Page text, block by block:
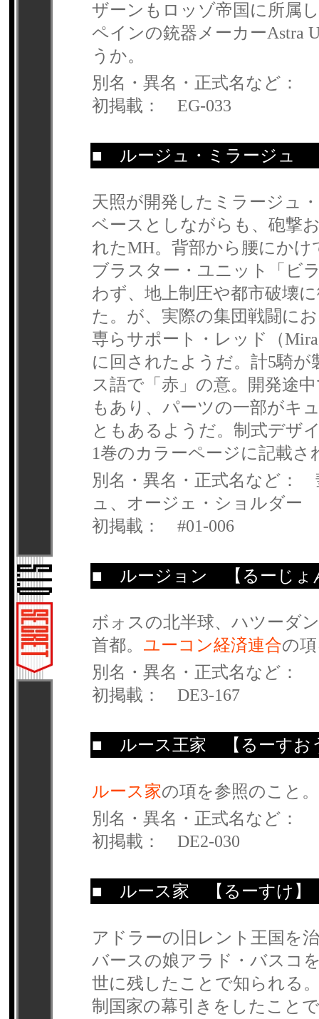
ザーンもロッゾ帝国に所属
ペインの銃器メーカーAstra
うか。
別名・異名・正式名など：
初掲載： EG-033
■ ルージュ・ミラージュ
天照が開発したミラージュ
ベースとしながらも、砲撃
れたMH。背部から腰にか
ブラスター・ユニット「ビ
わず、地上制圧や都市破壊
た。が、実際の集団戦闘に
専らサポート・レッド（
に回されたようだ。計5騎が
ス語で「赤」の意。開発途
もあり、パーツの一部がキ
ともあるようだ。制式デザ
1巻のカラーページに記載
別名・異名・正式名など：
ュ、オージェ・ショルダー
初掲載： #01-006
■ ルージョン 【るーじょ
ボォスの北半球、ハツーダ
首都。 ユーコン経済連合の
別名・異名・正式名など：
初掲載： DE3-167
■ ルース王家 【るーすお
ルース家の項を参照のこと。
別名・異名・正式名など：
初掲載： DE2-030
■ ルース家 【るーすけ】
アドラーの旧レント王国を
バースの娘アラド・バスコ
世に残したことで知られる
制国家の幕引きをしたこと